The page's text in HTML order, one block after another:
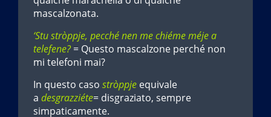
mascalzonata.
‘Stu stròppje, pecché nen me chiéme méje a
telefene?= Questo mascalzone perché non
mi telefoni mai?
In questo caso stròppje equivale
a desgrazziéte= disgraziato, sempre
simpaticamente.